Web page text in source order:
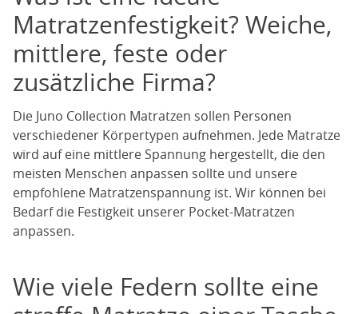
Matratzenfestigkeit? Weiche,
mittlere, feste oder
zusätzliche Firma?
Die Juno Collection Matratzen sollen Personen
verschiedener Körpertypen aufnehmen. Jede Matratze
wird auf eine mittlere Spannung hergestellt, die den
meisten Menschen anpassen sollte und unsere
empfohlene Matratzenspannung ist. Wir können bei
Bedarf die Festigkeit unserer Pocket-Matratzen
anpassen.
Wie viele Federn sollte eine